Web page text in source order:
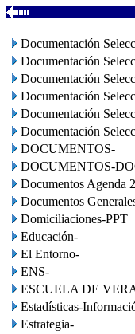
Documentación
Documentación
Documentación
Documentación
Documentación
Documentación
DOCUMENTOS-
DOCUMENTOS-
Documentos Agenda
Documentos
Domiciliaciones-PPT
Educación-
El Entorno-
ENS-
ESCUELA DE
Estadísticas-
Estrategia-